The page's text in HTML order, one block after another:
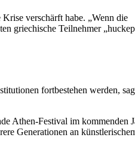
verschärft habe. „Wenn die
griechische Teilnehmer
fortbestehen werden,
Athen-Festival im kommenden
Generationen an